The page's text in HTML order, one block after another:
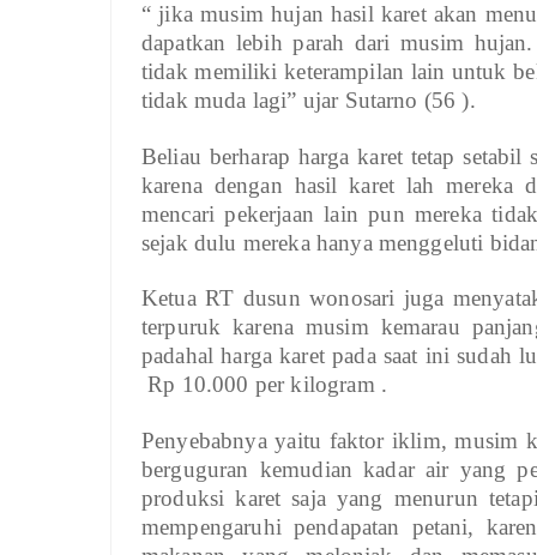
“ jika musim hujan hasil karet akan
dapatkan lebih parah dari musim
tidak memiliki keterampilan lain untuk
tidak muda lagi” ujar Sutarno (56 ).
Beliau berharap harga karet tetap
karena dengan hasil karet lah mereka
mencari pekerjaan lain pun mereka
sejak dulu mereka hanya menggeluti
Ketua RT dusun wonosari juga
terpuruk karena musim kemarau
padahal harga karet pada saat ini sudah
Rp 10.000 per kilogram .
Penyebabnya yaitu faktor iklim, musim
berguguran kemudian kadar air yang
produksi karet saja yang menurun
mempengaruhi pendapatan petani,